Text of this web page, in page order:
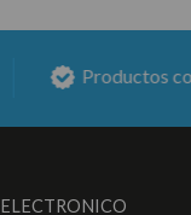
Productos con
ELECTRONICO